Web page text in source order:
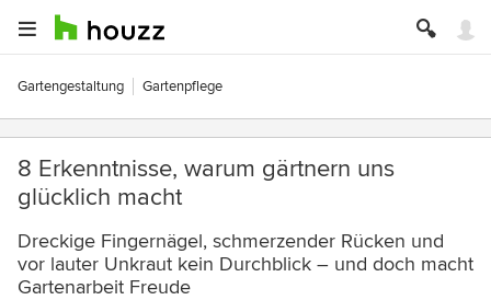
Gartengestaltung Gartenpflege
8 Erkenntnisse, warum gärtnern uns
glücklich macht
Dreckige Fingernägel, schmerzender Rücken und
vor lauter Unkraut kein Durchblick – und doch macht
Gartenarbeit Freude